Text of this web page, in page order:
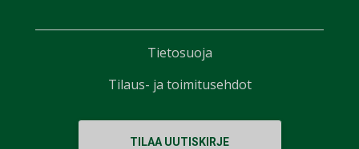
TILAA UUTISKIRJE
Tietosuoja
Tilaus- ja toimitusehdot